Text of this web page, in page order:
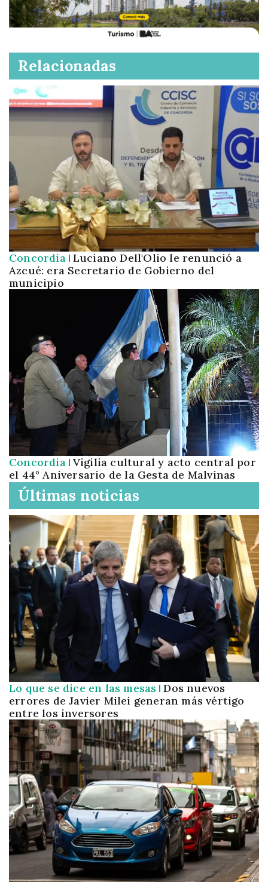
Relacionadas
Concordia Luciano Dell'Olio le renunció a
Azcué: era Secretario de Gobierno del
municipio
Concordia Vigilia cultural y acto central por
el 44° Aniversario de la Gesta de Malvinas
Últimas noticias
Lo que se dice en las mesas Dos nuevos
errores de Javier Milei generan más vértigo
entre los inversores